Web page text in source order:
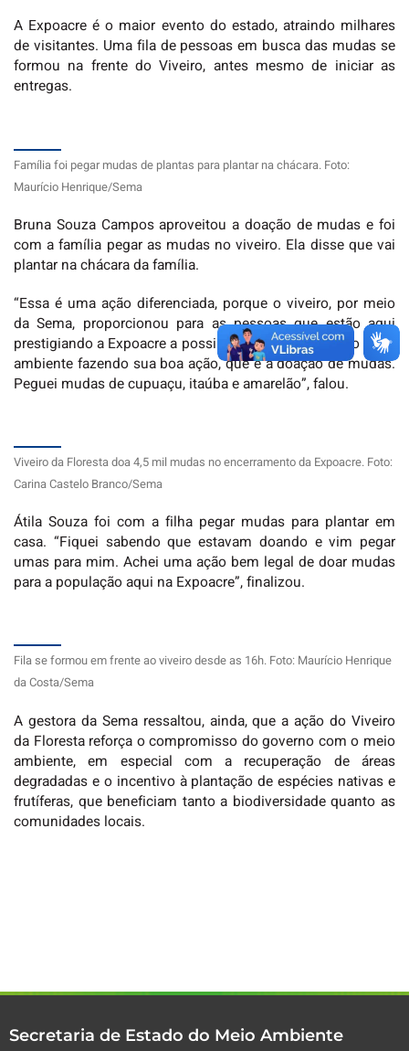
A Expoacre é o maior evento do estado, atraindo milhares
de visitantes. Uma fila de pessoas em busca das mudas se
formou na frente do Viveiro, antes mesmo de iniciar as
entregas.
Família foi pegar mudas de plantas para plantar na chácara. Foto:
Maurício Henrique/Sema
Bruna Souza Campos aproveitou a doação de mudas e foi
com a família pegar as mudas no viveiro. Ela disse que vai
plantar na chácara da família.
“Essa é uma ação diferenciada, porque o viveiro, por meio
da Sema, proporcionou para as pessoas que estão aqui
prestigiando a Expoacre a possibilidade de preservar o meio
ambiente fazendo sua boa ação, que é a doação de mudas.
Peguei mudas de cupuaçu, itaúba e amarelão”, falou.
Viveiro da Floresta doa 4,5 mil mudas no encerramento da Expoacre. Foto:
Carina Castelo Branco/Sema
Átila Souza foi com a filha pegar mudas para plantar em
casa. “Fiquei sabendo que estavam doando e vim pegar
umas para mim. Achei uma ação bem legal de doar mudas
para a população aqui na Expoacre”, finalizou.
Fila se formou em frente ao viveiro desde as 16h. Foto: Maurício Henrique
da Costa/Sema
A gestora da Sema ressaltou, ainda, que a ação do Viveiro
da Floresta reforça o compromisso do governo com o meio
ambiente, em especial com a recuperação de áreas
degradadas e o incentivo à plantação de espécies nativas e
frutíferas, que beneficiam tanto a biodiversidade quanto as
comunidades locais.
Secretaria de Estado do Meio Ambiente